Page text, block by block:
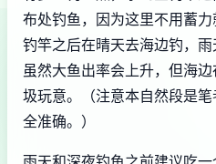
布处钓鱼，因为这里不用蓄
钓竿之后在晴天去海边钓，
虽然大鱼出率会上升，但海
圾玩意。（注意本自然段是
全准确。）